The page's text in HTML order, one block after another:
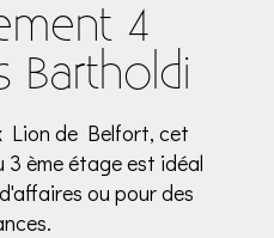
4
Bartholdi
Lion de Belfort, cet
ème étage est idéal
ou pour des